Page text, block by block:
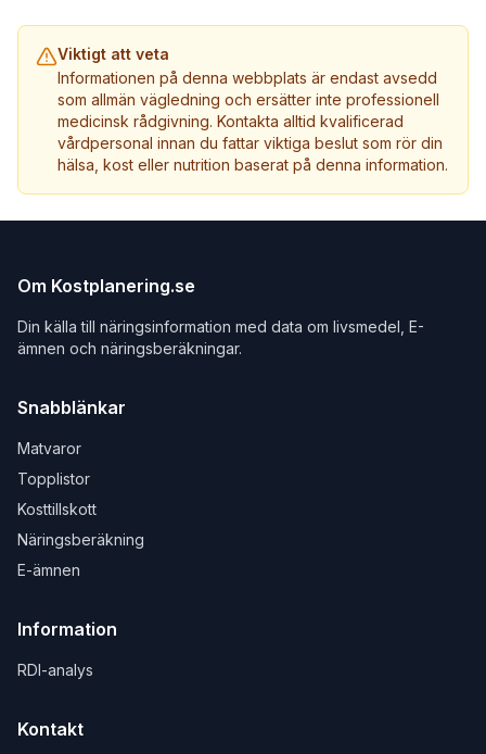
Viktigt att veta
Informationen på denna webbplats är endast avsedd
som allmän vägledning och ersätter inte professionell
medicinsk rådgivning. Kontakta alltid kvalificerad
vårdpersonal innan du fattar viktiga beslut som rör din
hälsa, kost eller nutrition baserat på denna information.
Om Kostplanering.se
Din källa till näringsinformation med data om livsmedel, E-
ämnen och näringsberäkningar.
Snabblänkar
Matvaror
Topplistor
Kosttillskott
Näringsberäkning
E-ämnen
Information
RDI-analys
Kontakt